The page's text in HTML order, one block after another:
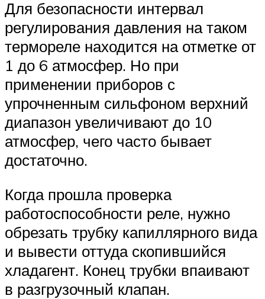
Для безопасности интервал
регулирования давления на таком
термореле находится на отметке от
1 до 6 атмосфер. Но при
применении приборов с
упрочненным сильфоном верхний
диапазон увеличивают до 10
атмосфер, чего часто бывает
достаточно.
Когда прошла проверка
работоспособности реле, нужно
обрезать трубку капиллярного вида
и вывести оттуда скопившийся
хладагент. Конец трубки впаивают
в разгрузочный клапан.